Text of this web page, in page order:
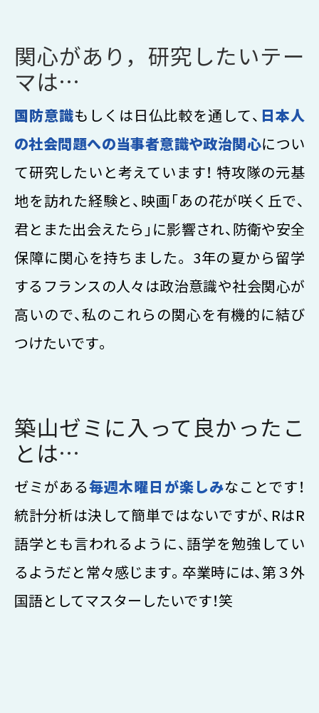
関心があり，研究したいテー
マは…
国防意識もしくは日仏比較を通して、 日本人
の社会問題への当事者意識や政治関心につい
て研究したいと考えています！ 特攻隊の元基
地を訪れた経験と、映画「あの花が咲く丘で、
君とまた出会えたら」に影響され、防衛や安全
保障に関心を持ちました。 3年の夏から留学
するフランスの人々は政治意識や社会関心が
高いので、私のこれらの関心を有機的に結び
つけたいです。
築山ゼミに入って良かったこ
とは…
ゼミがある毎週木曜日が楽しみなことです！
統計分析は決して簡単ではないですが、RはR
語学とも言われるように、語学を勉強してい
るようだと常々感じます。卒業時には、第３外
国語としてマスターしたいです！笑